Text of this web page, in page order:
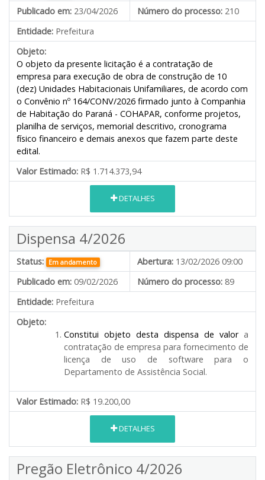
Publicado em: 23/04/2026 Número do processo: 210
Entidade: Prefeitura
Objeto:
O objeto da presente licitação é a contratação de
empresa para execução de obra de construção de 10
(dez) Unidades Habitacionais Unifamiliares, de acordo com
o Convênio nº 164/CONV/2026 firmado junto à Companhia
de Habitação do Paraná - COHAPAR, conforme projetos,
planilha de serviços, memorial descritivo, cronograma
físico financeiro e demais anexos que fazem parte deste
edital.
Valor Estimado: R$ 1.714.373,94
DETALHES
Dispensa 4/2026
Status: Em andamento Abertura: 13/02/2026 09:00
Publicado em: 09/02/2026 Número do processo: 89
Entidade: Prefeitura
Objeto:
Constitui objeto desta dispensa de valor a
contratação de empresa para fornecimento de
licença de uso de software para o
Departamento de Assistência Social.
Valor Estimado: R$ 19.200,00
DETALHES
Pregão Eletrônico 4/2026